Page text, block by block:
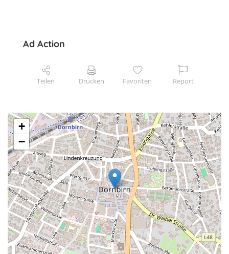
Ad Action
Teilen Drucken Favoriten Report
+
−